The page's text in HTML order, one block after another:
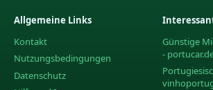
Allgemeine Links
Kontakt
Nutzungsbedingungen
Datenschutz
Günstige
-